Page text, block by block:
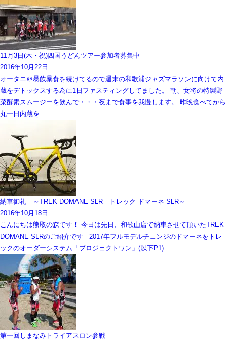
11月3日(木・祝)四国うどんツアー参加者募集中
2016年10月22日
オータニ＠暴飲暴食を続けてるので週末の和歌浦ジャズマラソンに向けて内
蔵をデトックスする為に1日ファスティングしてました。 朝、女将の特製野
菜酵素スムージーを飲んで・・・夜まで食事を我慢します。 昨晩食べてから
丸一日内蔵を…
納車御礼 ～TREK DOMANE SLR トレック ドマーネ SLR～
2016年10月18日
こんにちは熊取の森です！ 今日は先日、和歌山店で納車させて頂いたTREK
DOMANE SLRのご紹介です 2017年フルモデルチェンジのドマーネをトレ
ックのオーダーシステム「プロジェクトワン」(以下P1)…
第一回しまなみトライアスロン参戦